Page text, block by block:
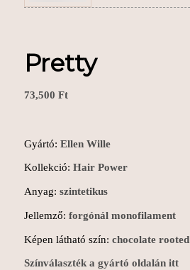
Pretty
73,500 Ft
Gyártó: Ellen Wille
Kollekció: Hair Power
Anyag: szintetikus
Jellemző: forgónál monofilament
Képen látható szín: chocolate rooted
Színválaszték a gyártó oldalán itt